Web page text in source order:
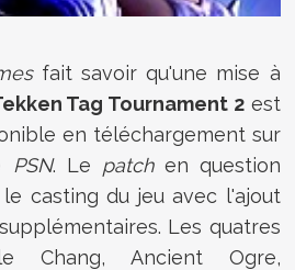
fait savoir qu'une mise à
Tag Tournament 2est
en téléchargement sur
PSN. Le patchen question
casting du jeu avec l'ajout
Les quatres
Chang, Ancient Ogre,